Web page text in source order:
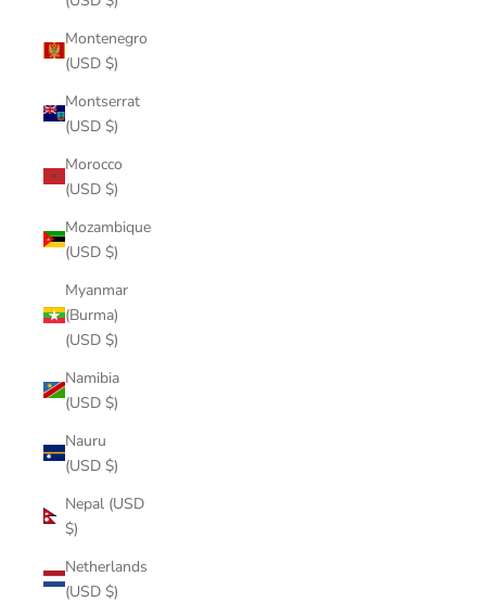
Montenegro
(USD $)
Montserrat
(USD $)
Morocco
(USD $)
Mozambique
(USD $)
Myanmar
(Burma)
(USD $)
Namibia
(USD $)
Nauru
(USD $)
Nepal (USD
$)
Netherlands
(USD $)